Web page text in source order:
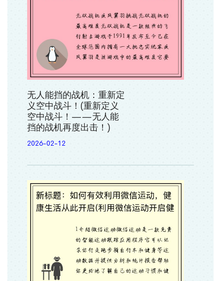
无人能挡的战机：重新定
义空中战斗！(重新定义
空中战斗！——无人能
挡的战机再度出击！)
2026-02-12